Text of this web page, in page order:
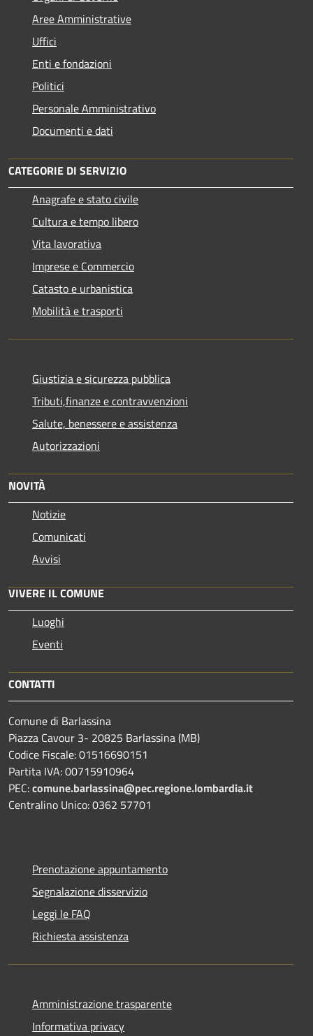
Aree Amministrative
Uffici
Enti e fondazioni
Politici
Personale Amministrativo
Documenti e dati
CATEGORIE DI SERVIZIO
Anagrafe e stato civile
Cultura e tempo libero
Vita lavorativa
Imprese e Commercio
Catasto e urbanistica
Mobilità e trasporti
Giustizia e sicurezza pubblica
Tributi,finanze e contravvenzioni
Salute, benessere e assistenza
Autorizzazioni
NOVITÀ
Notizie
Comunicati
Avvisi
VIVERE IL COMUNE
Luoghi
Eventi
CONTATTI
Comune di Barlassina
Piazza Cavour 3- 20825 Barlassina (MB)
Codice Fiscale: 01516690151
Partita IVA: 00715910964
PEC:comune.barlassina@pec.regione.lombardia.it
Centralino Unico: 0362 57701
Prenotazione appuntamento
Segnalazione disservizio
Leggi le FAQ
Richiesta assistenza
Amministrazione trasparente
Informativa privacy